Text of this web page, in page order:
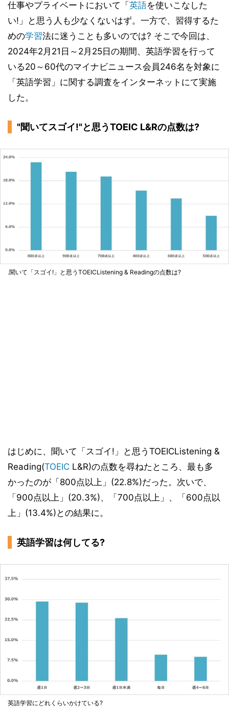
仕事やプライベートにおいて「 英語を使いこなした
い!」と思う人も少なくないはず。一方で、習得するた
めの学習法に迷うことも多いのでは? そこで今回は、
2024年2月21日～2月25日の期間、英語学習を行って
いる20～60代のマイナビニュース会員246名を対象に
「英語学習」に関する調査をインターネットにて実施
した。
"聞いてスゴイ!"と思うTOEIC L&Rの点数は?
.聞いて「スゴイ!」と思うTOEICListening & Readingの点数は?
はじめに、聞いて「スゴイ!」と思うTOEICListening &
Reading(TOEIC L&R)の点数を尋ねたところ、最も多
かったのが「800点以上」(22.8%)だった。次いで、
「900点以上」(20.3%)、「700点以上」、「600点以
上」(13.4%)との結果に。
英語学習は何してる?
英語学習にどれくらいかけている?